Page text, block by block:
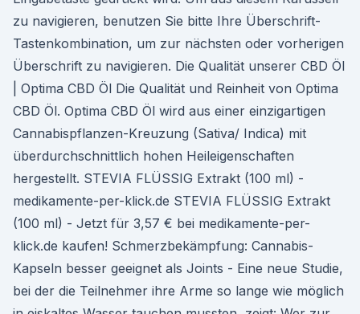
zu navigieren, benutzen Sie bitte Ihre Überschrift-
Tastenkombination, um zur nächsten oder vorherigen
Überschrift zu navigieren. Die Qualität unserer CBD Öl
| Optima CBD Öl Die Qualität und Reinheit von Optima
CBD Öl. Optima CBD Öl wird aus einer einzigartigen
Cannabispflanzen-Kreuzung (Sativa/ Indica) mit
überdurchschnittlich hohen Heileigenschaften
hergestellt. STEVIA FLÜSSIG Extrakt (100 ml) -
medikamente-per-klick.de STEVIA FLÜSSIG Extrakt
(100 ml) - Jetzt für 3,57 € bei medikamente-per-
klick.de kaufen! Schmerzbekämpfung: Cannabis-
Kapseln besser geeignet als Joints - Eine neue Studie,
bei der die Teilnehmer ihre Arme so lange wie möglich